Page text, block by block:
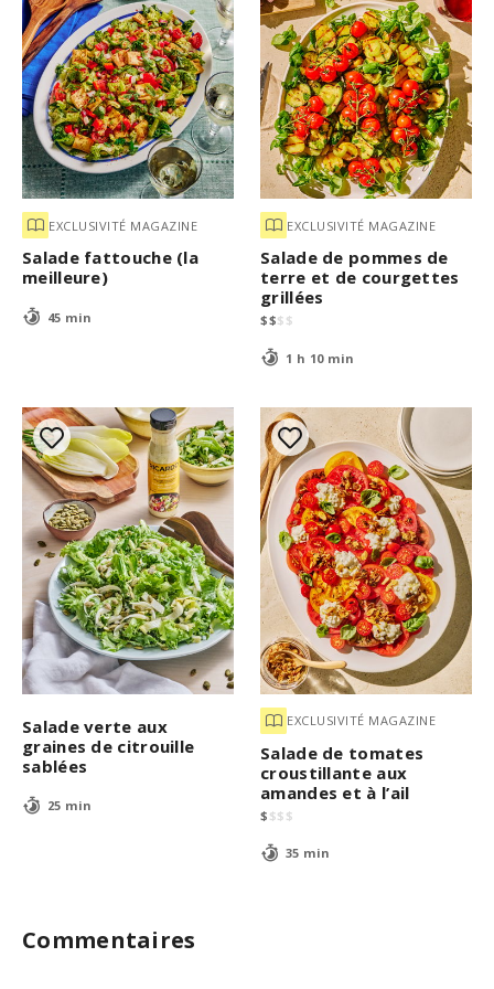
EXCLUSIVITÉ MAGAZINE
Salade fattouche (la
meilleure)
45 min
EXCLUSIVITÉ MAGAZINE
Salade de pommes de
terre et de courgettes
grillées
$$$ $
1 h 10 min
Salade verte aux
graines de citrouille
sablées
25 min
EXCLUSIVITÉ MAGAZINE
Salade de tomates
croustillante aux
amandes et à l’ail
$ $$ $
35 min
Commentaires